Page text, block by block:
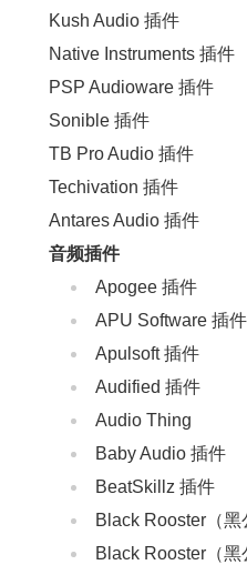
Kush Audio 插件
Native Instruments 插件
PSP Audioware 插件
Sonible 插件
TB Pro Audio 插件
Techivation 插件
Antares Audio 插件
音频插件
Apogee 插件
APU Software 插件
Apulsoft 插件
Audified 插件
Audio Thing
Baby Audio 插件
BeatSkillz 插件
Black Rooster（黑
Black Rooster（黑